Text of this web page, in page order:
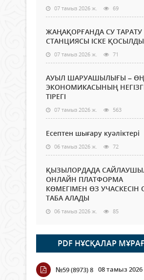
07 тамыз 2026 ж. 69
ЖАҢАҚОРҒАНДА СУ ТАРАТУ
СТАНЦИЯСЫ ІСКЕ ҚОСЫЛДЫ
07 тамыз 2026 ж. 71
АУЫЛ ШАРУАШЫЛЫҒЫ –
ЭКОНОМИКАСЫНЫҢ
ТІРЕГІ
07 тамыз 2026 ж. 563
Есептен шығару куәліктері
06 тамыз 2026 ж. 72
ҚЫЗЫЛОРДАДА
ОНЛАЙН ПЛАТФОРМА
КӨМЕГІМЕН ӨЗ УЧАСКЕСІН
ТАБА АЛАДЫ
06 тамыз 2026 ж. 85
Open Air: Қызылорда
полиция департаменті 20
мыңнан астам көрерменнің
қауіпсіздігін қамтамасыз етті
06 тамыз 2026 ж.
PDF НҰСҚАЛАР
№59 (8973) 8 08 тамыз